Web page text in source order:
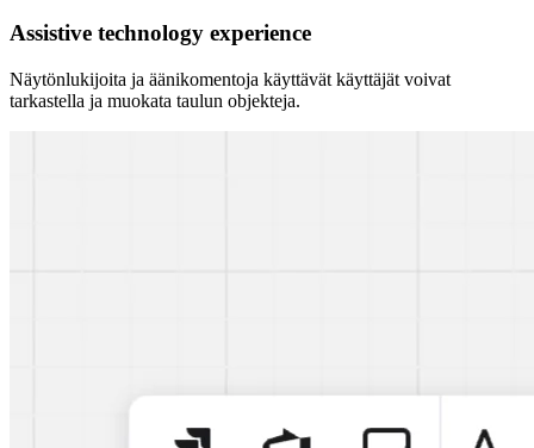
Assistive technology experience
Näytönlukijoita ja äänikomentoja käyttävät käyttäjät voivat
tarkastella ja muokata taulun objekteja.